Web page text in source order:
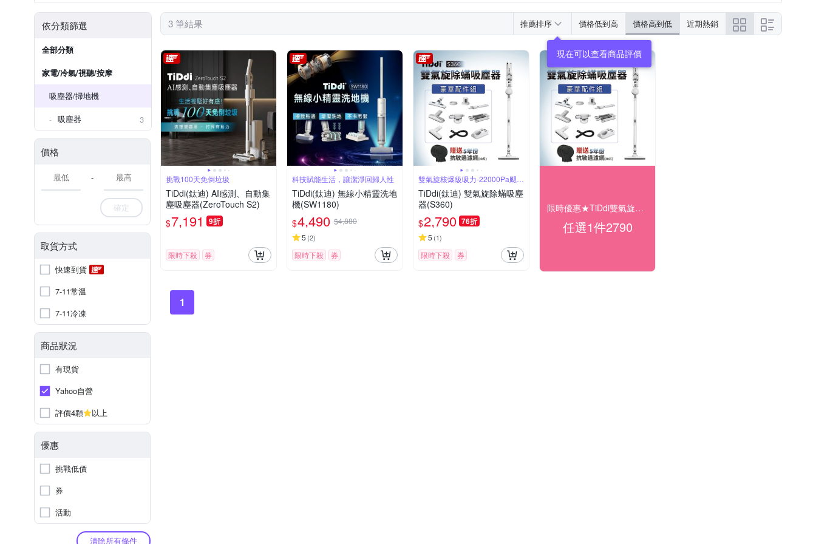
依分類篩選
全部分類
家電/冷氣/視聽/按摩
吸塵器/掃地機
吸塵器
3
價格
-
確定
取貨方式
快速到貨
7-11常溫
7-11冷凍
商品狀況
有現貨
Yahoo自營
評價4顆
以上
優惠
挑戰低價
券
活動
清除所有條件
3 筆結果 推薦排序 價格低到高 價格高到低 近期熱銷
現在可以查看商品評價
挑戰100天免倒垃圾
TiDdi(鈦迪) AI感測、自動集
塵吸塵器(ZeroTouch S2)
$7,191 9折
限時下殺 券
科技賦能生活，讓潔淨回歸人性
TiDdi(鈦迪) 無線小精靈洗地
機(SW1180)
$4,490 $4,880
5 (2)
限時下殺 券
雙氣旋核爆級吸力-22000Pa颶風
橫掃
TiDdi(鈦迪) 雙氣旋除蟎吸塵
器(S360)
$2,790 76折
5 (1)
限時下殺 券
限時優惠★TiDdi雙氣旋除蟎吸塵器S360
任選1件2790
1